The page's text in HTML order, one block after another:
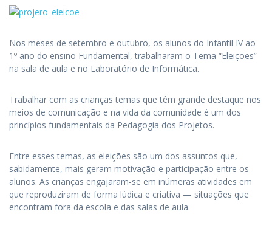
Nos meses de setembro e outubro, os alunos do Infantil IV ao
1º ano do ensino Fundamental, trabalharam o Tema “Eleições”
na sala de aula e no Laboratório de Informática.
Trabalhar com as crianças temas que têm grande destaque nos
meios de comunicação e na vida da comunidade é um dos
princípios fundamentais da Pedagogia dos Projetos.
Entre esses temas, as eleições são um dos assuntos que,
sabidamente, mais geram motivação e participação entre os
alunos. As crianças engajaram-se em inúmeras atividades em
que reproduziram de forma lúdica e criativa — situações que
encontram fora da escola e das salas de aula.